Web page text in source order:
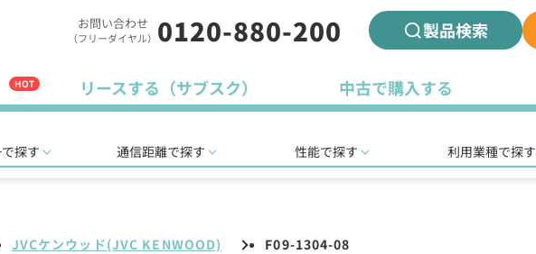
お問い合わせ
（フリーダイヤル） 0120-880-200 製品検索
HOT リースする（サブスク） 中古で購入する
探す 通信距離で探す 性能で探す 利用業種で探す
JVCケンウッド(JVC KENWOOD) F09-1304-08